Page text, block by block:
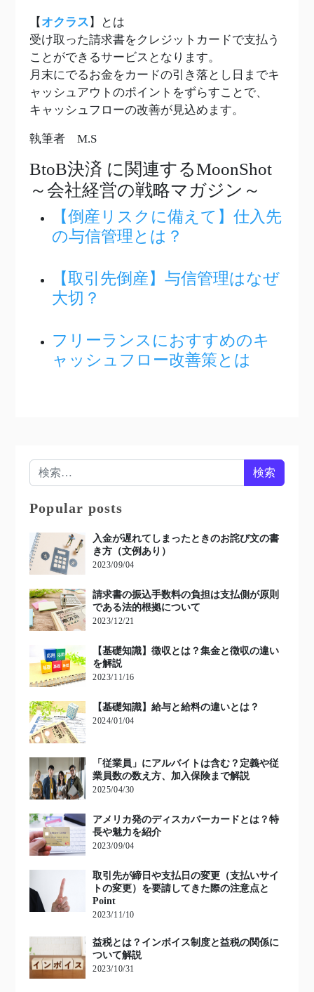
【 オクラス 】とは
受け取った請求書をクレジットカードで支払う
ことができるサービスとなります。
月末にでるお金をカードの引き落とし日までキ
ャッシュアウトのポイントをずらすことで、
キャッシュフローの改善が見込めます。
執筆者 M.S
BtoB決済 に関連するMoonShot
～会社経営の戦略マガジン～
【倒産リスクに備えて】仕入先
の与信管理とは？
【取引先倒産】与信管理はなぜ
大切？
フリーランスにおすすめのキ
ャッシュフロー改善策とは
検索:
Popular posts
入金が遅れてしまったときのお詫び文の書
き方（文例あり）
2023/09/04
請求書の振込手数料の負担は支払側が原則
である法的根拠について
2023/12/21
【基礎知識】徴収とは？集金と徴収の違い
を解説
2023/11/16
【基礎知識】給与と給料の違いとは？
2024/01/04
「従業員」にアルバイトは含む？定義や従
業員数の数え方、加入保険まで解説
2025/04/30
アメリカ発のディスカバーカードとは？特
長や魅力を紹介
2023/09/04
取引先が締日や支払日の変更（支払いサイ
トの変更）を要請してきた際の注意点と
Point
2023/11/10
益税とは？インボイス制度と益税の関係に
ついて解説
2023/10/31